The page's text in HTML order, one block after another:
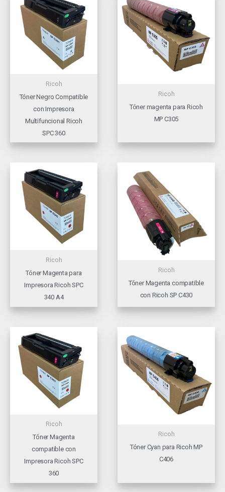
Ricoh
Tóner Negro Compatible
con Impresora
Multifuncional Ricoh
SPC 360
Ricoh
Tóner magenta para Ricoh
MP C305
Ricoh
Tóner Magenta para
Impresora Ricoh SPC
340 A4
Ricoh
Tóner Magenta compatible
con Ricoh SP C430
Ricoh
Tóner Magenta
compatible con
Impresora Ricoh SPC
360
Ricoh
Tóner Cyan para Ricoh MP
C406